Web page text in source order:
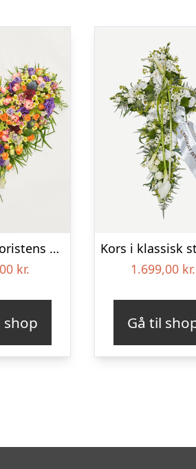
Hjerte – Floristens kreative valg
kr.
shop
1.699,00 kr.
Gå til